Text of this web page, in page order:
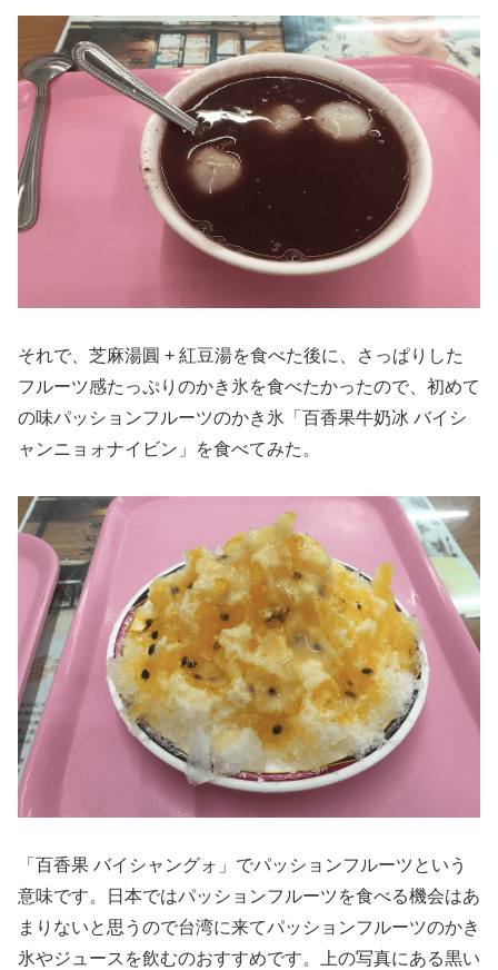
それで、芝麻湯圓 + 紅豆湯を食べた後に、さっぱりした
フルーツ感たっぷりのかき氷を食べたかったので、初めて
の味パッションフルーツのかき氷「百香果牛奶冰 バイシ
ャンニョォナイビン」を食べてみた。
「百香果 バイシャングォ」でパッションフルーツという
意味です。日本ではパッションフルーツを食べる機会はあ
まりないと思うので台湾に来てパッションフルーツのかき
氷やジュースを飲むのおすすめです。上の写真にある黒い